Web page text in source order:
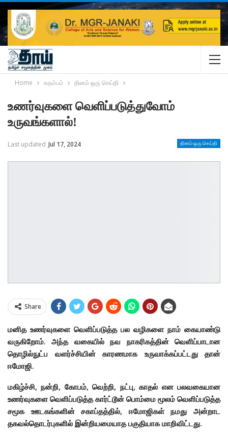
Home கதம்பம் தினம் ஒரு செய்தி
உணர்வுகளை வெளிப்படுத்துவோம்
உருவங்களால்!
தினம் ஒரு செய்தி
Last updated Jul 17, 2024
Share
மனித உணர்வுகளை வெளிப்படுத்த பல வழிகளை நாம் கையாண்டு
வருகிறோம். அந்த வகையில் நவ நாகரிகத்தின் வெளிப்பாடான
தொழில்நுட்ப வளர்ச்சியின் காரணமாக உருவாக்கப்பட்டது தான்
ஈமோஜி.
மகிழ்ச்சி, நன்றி, கோபம், வெற்றி, நட்பு, காதல் என பலவகையான
உணர்வுகளை வெளிப்படுத்த கார்ட்டூன் பொம்மை மூலம் வெளிப்படுத்த
சமூக ஊடகங்களின் சகாப்தத்தில், ஈமோஜிகள் நமது அன்றாட
தகவல்தொடர்புகளில் இன்றியமையாத பகுதியாக மாறிவிட்டது.